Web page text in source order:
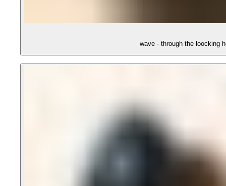
wave - through the loocking